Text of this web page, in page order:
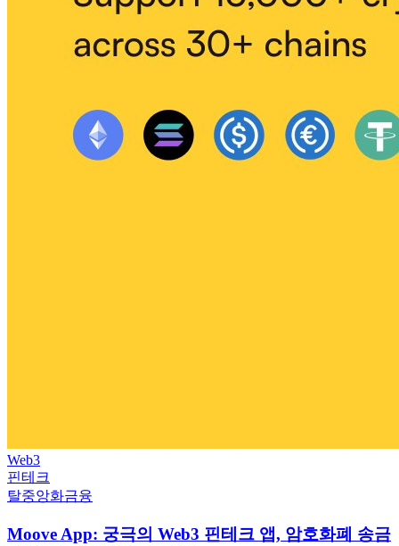
Web3
핀테크
탈중앙화금융
Moove App: 궁극의 Web3 핀테크 앱, 암호화폐 송금